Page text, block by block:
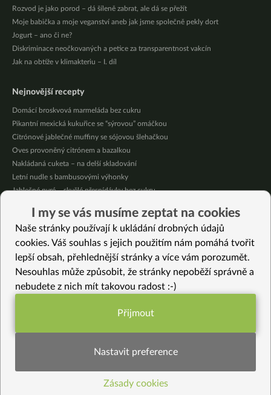
Rozvod je jako porod – dá šíleně zabrat, ale dá se přežít
Moje babička a moje veganství aneb jak jsme společně pekly dort
Jogurt – ano či ne?
Diskriminace neočkovaných a petice za transparentnost vakcín
Jak na obtíže v klimakteriu – I. díl
Nejnovější recepty
Domácí broskvová marmeláda bez cukru
Pikantní mexická kukuřice se “sýrovou” omáčkou
Citrónové jablečné muffiny se sójovou šlehačkou
Oves provoněný citrónem a bazalkou
Nakládaná cuketa – na delší skladování
Letní nudle s bambusovými výhonky
Jablečné pyré – skvělé přesnídávky bez cukru
Nakládaná cuketa – kvašáky
Mrkvovo-dýňová krémová polévka
Vybrané recepty
Červený hummus z řepy s rozmarýnem
Fazolová smaženice
Jarní blanšírovaná zelenina se zázvorovou šťávou
Šalotky na tamarindu a kokosu
Zeleninové rizoto: Recept krok za krokem
Rychlá snídaňová polévka
Jarní těstoviny s divokou zeleninou
I my se vás musíme zeptat na cookies
Naše stránky používají k ukládání drobných údajů
cookies. Váš souhlas s jejich použitím nám pomáhá tvořit
lepší obsah, přehlednější stránky a více vám porozumět.
Nesouhlas může způsobit, že stránky nepoběží správně a
nebudete z nich mít takovou radost :-)
Funkční nastavení potřebujeme (vždy
Statistiky pro lepší obsah
Přijmout
Nastavit preference
Zásady cookies